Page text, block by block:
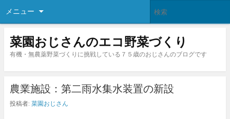
メニュー
菜園おじさんのエコ野菜づくり
有機・無農薬野菜づくりに挑戦している７５歳のおじさんのブログです
農業施設：第二雨水集水装置の新設
投稿者: 菜園おじさん